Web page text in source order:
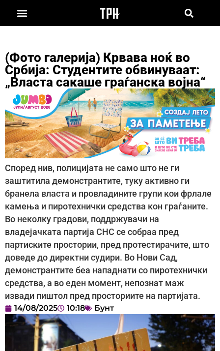
(Фото галерија) Крвава ноќ во
Србија: Студентите обвинуваат:
„Властa сакаше граѓанска војна“
Според нив, полицијата не само што не ги
заштитила демонстрантите, туку активно ги
бранела власта и провладините групи кои фрлале
камења и пиротехнички средства кон граѓаните.
Во неколку градови, поддржувачи на
владејачката партија СНС се собраа пред
партиските простории, пред протестирачите, што
доведе до директни судири. Во Нови Сад,
демонстрантите беа нападнати со пиротехнички
средства, а во еден момент, непознат маж
извади пиштол пред просториите на партијата.
14/08/2025 10:18 Бунт